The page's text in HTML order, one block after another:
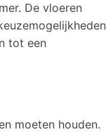
De vloeren
tot een
moeten houden.